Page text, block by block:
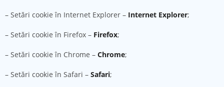
– Setări cookie în Internet Explorer – Internet Explorer;
– Setări cookie în Firefox – Firefox;
– Setări cookie în Chrome – Chrome;
– Setări cookie în Safari – Safari;